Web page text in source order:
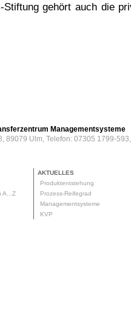
Stiftung gehört auch die
Managementsysteme
89079 Ulm, Telefon: 07305 1799-
A...Z
AKTUELLES
Produktentstehung
Prozess-Reifegrad
Managementsysteme
KVP